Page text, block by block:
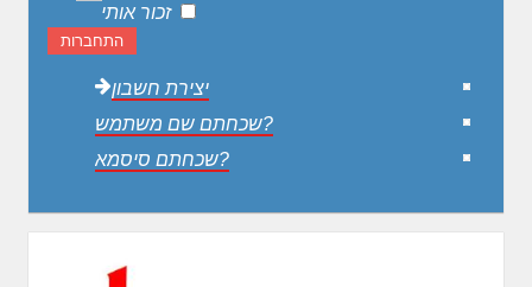
זכור אותי
התחברות
יצירת חשבון
שכחתם שם משתמש?
שכחתם סיסמא?